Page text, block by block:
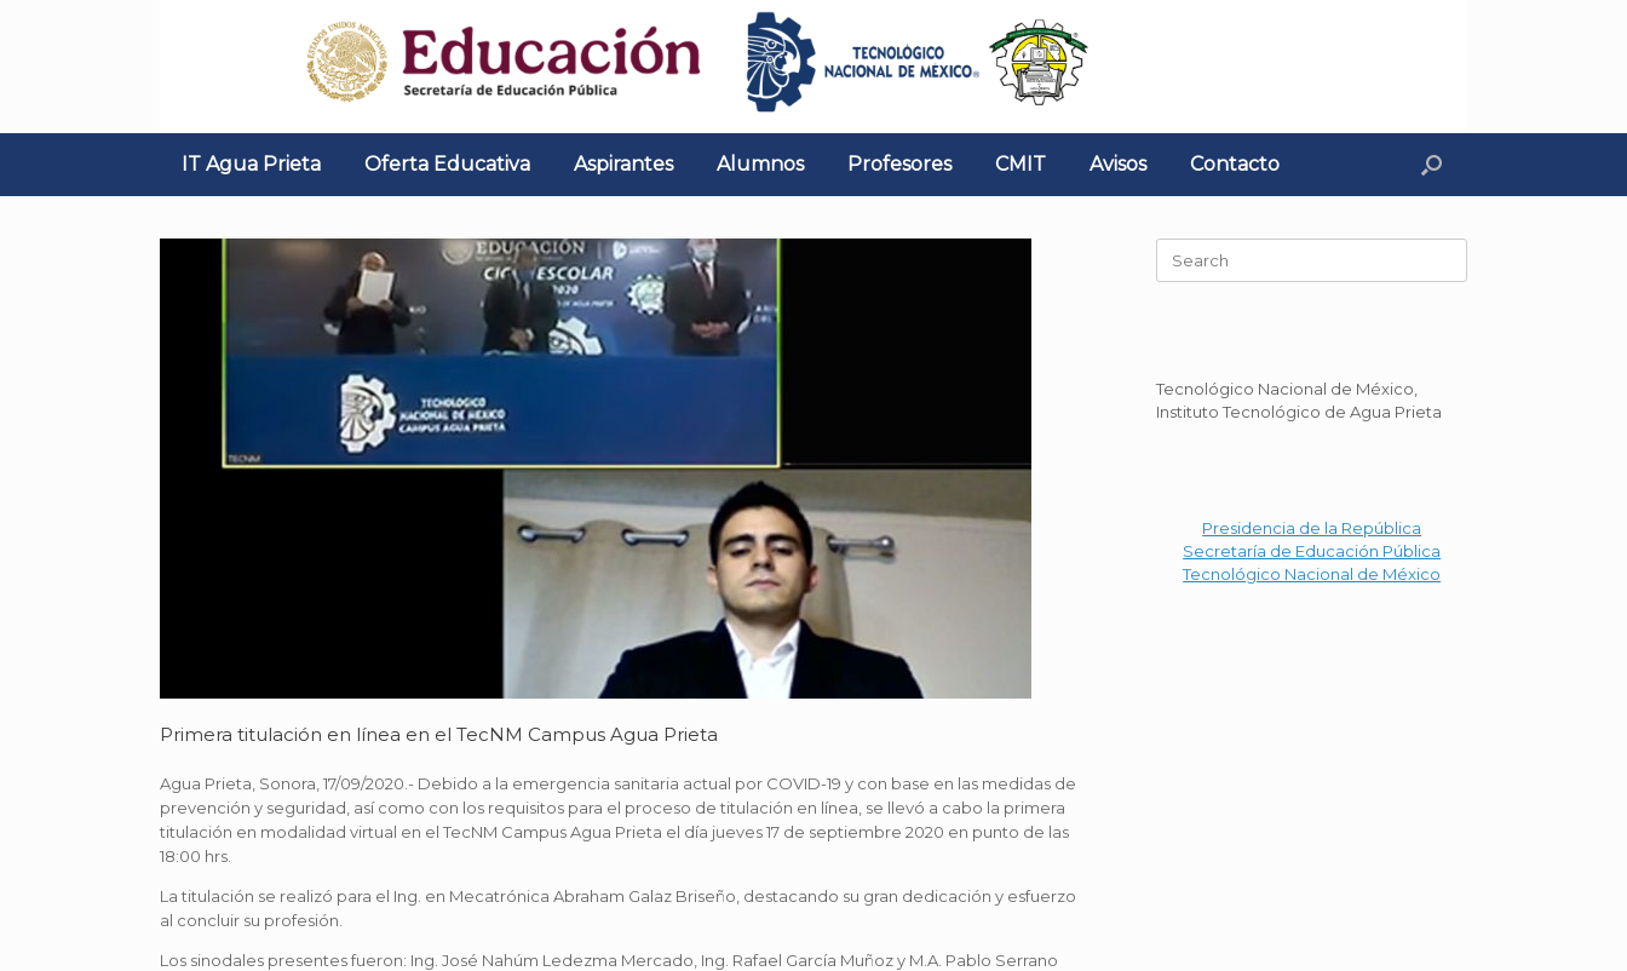
IT Agua Prieta Oferta Educativa Aspirantes Alumnos Profesores CMIT Avisos Contacto
Primera titulación en línea en el TecNM Campus Agua Prieta
Agua Prieta, Sonora, 17/09/2020.- Debido a la emergencia sanitaria actual por COVID-19 y con base en las medidas de
prevención y seguridad, así como con los requisitos para el proceso de titulación en línea, se llevó a cabo la primera
titulación en modalidad virtual en el TecNM Campus Agua Prieta el día jueves 17 de septiembre 2020 en punto de las
18:00 hrs.
La titulación se realizó para el Ing. en Mecatrónica Abraham Galaz Briseño, destacando su gran dedicación y esfuerzo
al concluir su profesión.
Los sinodales presentes fueron: Ing. José Nahúm Ledezma Mercado, Ing. Rafael García Muñoz y M.A. Pablo Serrano
for:
Tecnológico Nacional de México,
Instituto Tecnológico de Agua Prieta
Presidencia de la República
Secretaría de Educación Pública
Tecnológico Nacional de México